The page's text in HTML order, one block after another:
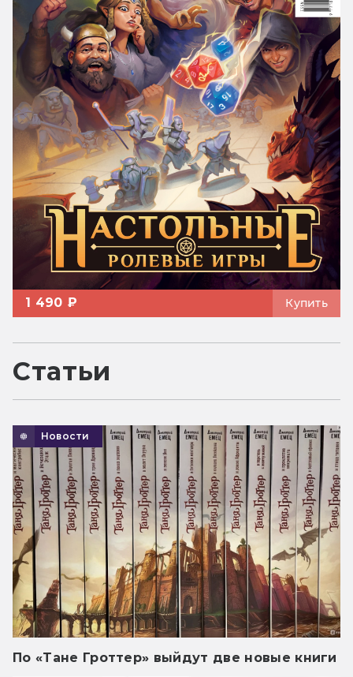
1 490 ₽ Купить
Статьи
Новости
По «Тане Гроттер» выйдут две новые книги